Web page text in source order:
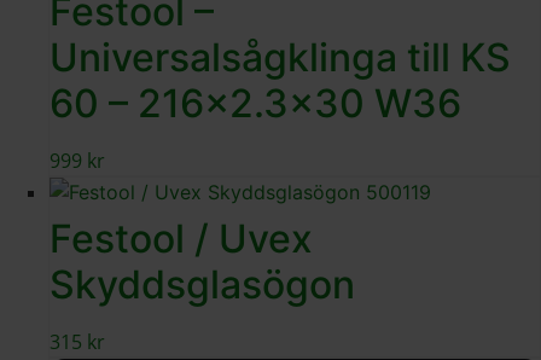
Festool –
Universalsågklinga till KS
60 – 216×2.3×30 W36
999 kr
Festool / Uvex
Skyddsglasögon
315 kr